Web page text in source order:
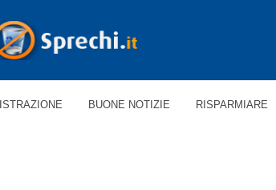
BUONE NOTIZIE RISPARMIARE